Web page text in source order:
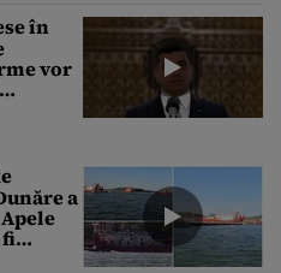
în
vor
a
fi